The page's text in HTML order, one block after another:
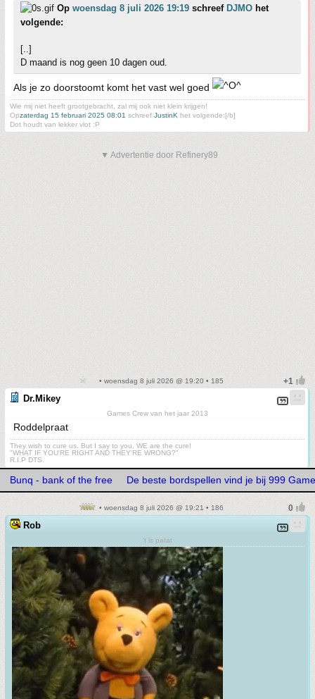
Op woensdag 8 juli 2026 19:19 schreef DJMO het
volgende:
[..]
D maand is nog geen 10 dagen oud.
Als je zo doorstoomt komt het vast wel goed
Wie mij niet heeft grootgebracht, zal mij ook niet klein krijgen!
Opzaterdag 15 februari 2025 08:01 schreef JustinK het volgende:[/b]
Dot houdt van lekker vlot :P
▼ Advertentie door Refinery89
• woensdag 8 juli 2026 @ 19:20 • 185
Dr.Mikey
Games Crew van het jaar 2013
Roddelpraat
They wish to cure us. But I say to you, WE are the cure!
"WHAT IF YOU'RE RIGHT AND THEY'RE WRONG?"
R.I.P DTS.
Bunq - bank of the free De beste bordspellen vind je bij 999
• woensdag 8 juli 2026 @ 19:21 • 186
Rob
't is patat